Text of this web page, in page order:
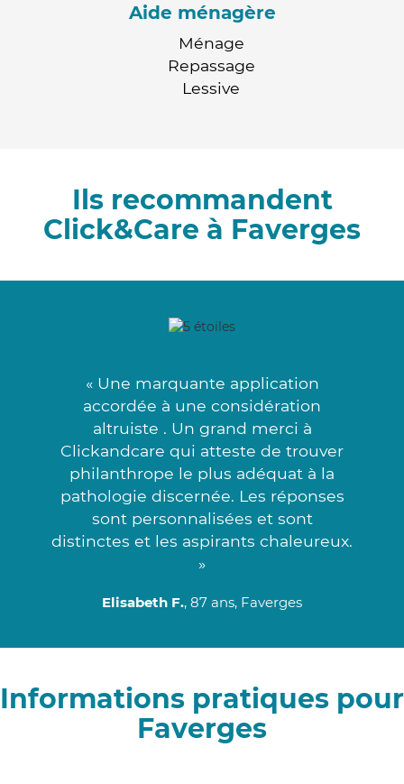
Aide ménagère
Ménage
Repassage
Lessive
Ils recommandent
Click&Care à Faverges
« Une marquante application
accordée à une considération
altruiste . Un grand merci à
Clickandcare qui atteste de trouver
philanthrope le plus adéquat à la
pathologie discernée. Les réponses
sont personnalisées et sont
distinctes et les aspirants chaleureux.
»
Elisabeth F., 87 ans, Faverges
Informations pratiques pour
Faverges